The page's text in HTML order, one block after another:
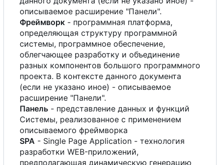
описываемое расширение "Панели".
Фреймворк - программная платформа,
определяющая структуру программной
системы, программное обеспечение,
облегчающее разработку и объединение
разных компонентов большого программного
проекта. В контексте данного документа
(если не указано иное) - описываемое
расширение "Панели".
Панель - представление данных и функций
Системы, реализованное с применением
описываемого фреймворка
SPA - Single Page Application - технология
разработки WEB-приложений,
предполагающая динамическую генерацию